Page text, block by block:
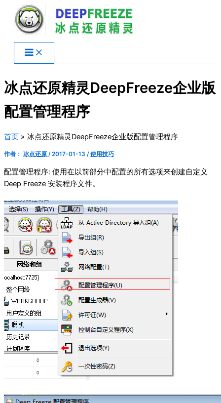
冰点还原精灵DeepFreeze企业版
配置管理程序
首页 冰点还原精灵DeepFreeze企业版配置管理程序
作者： 冰点还原 /2017-01-13 /使用技巧
配置管理程序: 使用在以前部分中配置的所有选项来创建自定义
Deep Freeze 安装程序文件。